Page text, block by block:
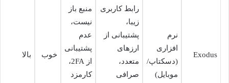
Exodus
نرم
افزاری
(دسکتاپ/
موبایل)
رابط کاربری
زیبا،
پشتیبانی از
ارزهای
متعدد،
صرافی
منبع باز
نیست،
عدم
پشتیبانی
از 2FA،
کارمزد
خوب بالا